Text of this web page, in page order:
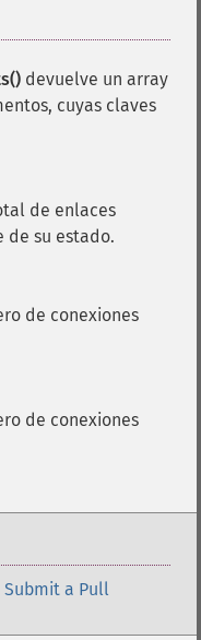
devuelve un array
cuyas claves
de enlaces
su estado.
de conexiones
de conexiones
Submit a Pull